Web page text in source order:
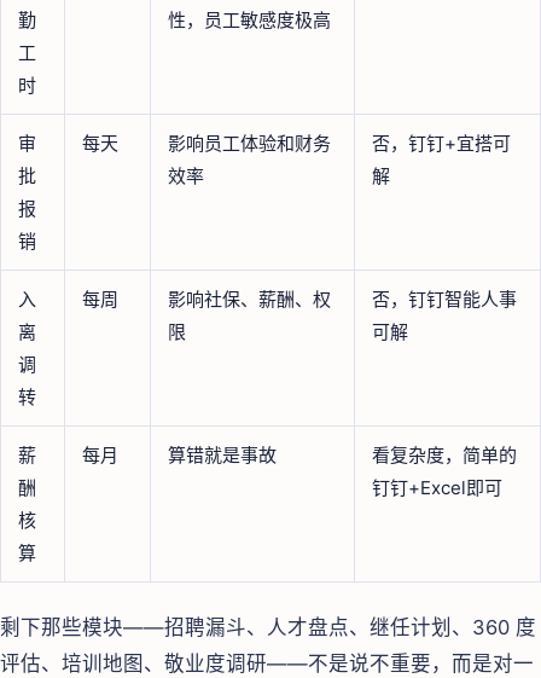
勤
工
时
性，员工敏感度极高
审
批
报
销
每天
影响员工体验和财务
效率
否，钉钉+宜搭可
解
入
离
调
转
每周
影响社保、薪酬、权
限
否，钉钉智能人事
可解
薪
酬
核
算
每月 算错就是事故
看复杂度，简单的
钉钉+Excel即可
剩下那些模块——招聘漏斗、人才盘点、继任计划、360 度
评估、培训地图、敬业度调研——不是说不重要，而是对一